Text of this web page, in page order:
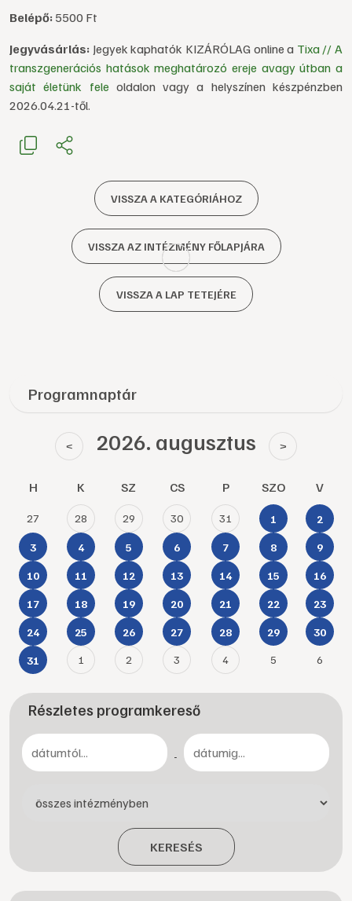
Belépő: 5500 Ft
Jegyvásárlás: Jegyek kaphatók KIZÁRÓLAG online a Tixa // A
transzgenerációs hatások meghatározó ereje avagy útban a
saját életünk fele oldalon vagy a helyszínen készpénzben
2026.04.21-től.
VISSZA A KATEGÓRIÁHOZ
VISSZA AZ INTÉZMÉNY FŐLAPJÁRA
VISSZA A LAP TETEJÉRE
Programnaptár
< 2026. augusztus >
H K SZ CS P SZO V
27 28 29 30 31 1 2
3 4 5 6 7 8 9
10 11 12 13 14 15 16
17 18 19 20 21 22 23
24 25 26 27 28 29 30
31 1 2 3 4 5 6
Részletes programkereső
-
KERESÉS